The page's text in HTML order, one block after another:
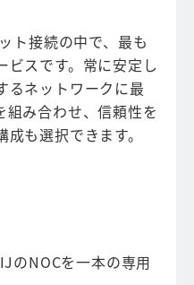
ト接続の中で、最も
ビスです。常に安定し
るネットワークに最
組み合わせ、信頼性を
も選択できます。
のNOCを一本の専用